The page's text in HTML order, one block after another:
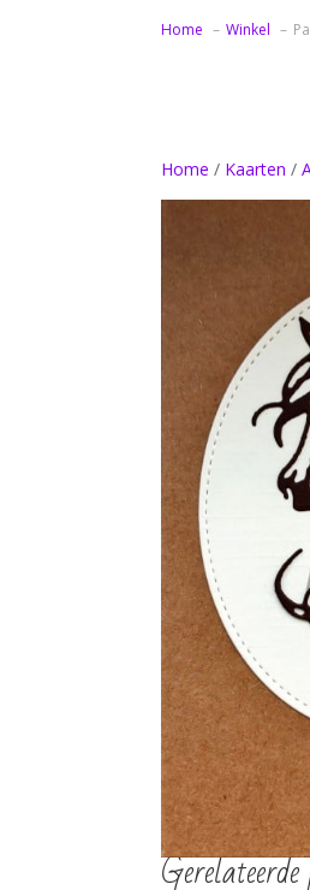
Home Winkel
Home / Kaarten /
2,00
TOEVOEGEN AAN
WINKELWAGEN